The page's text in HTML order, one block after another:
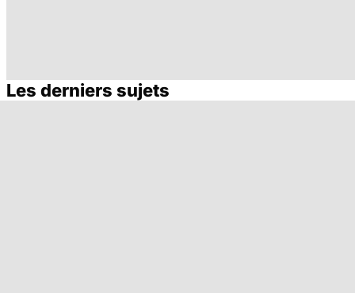
Le TDAH, un
Accident
Les derniers sujets